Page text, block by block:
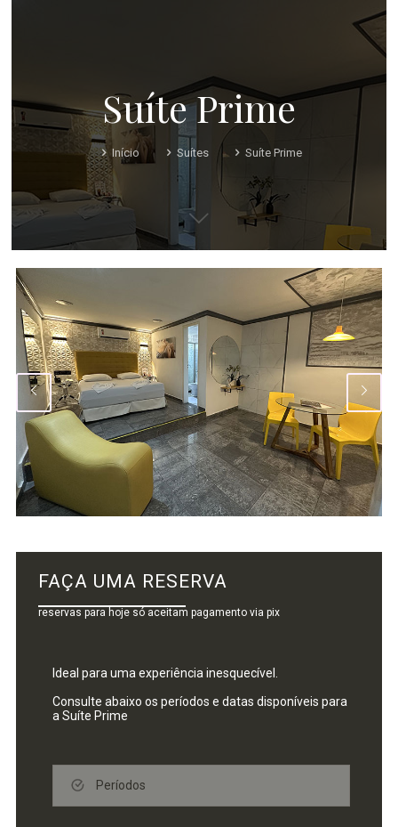
Suíte Prime
Início Suítes Suíte Prime
FAÇA UMA RESERVA
reservas para hoje só aceitam pagamento via pix
Ideal para uma experiência inesquecível.
Consulte abaixo os períodos e datas disponíveis para
a Suíte Prime
Períodos